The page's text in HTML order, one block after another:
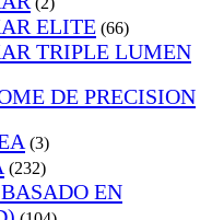
ELITE (66)
TRIPLE LUMEN
DE PRECISION
(3)
(232)
EN